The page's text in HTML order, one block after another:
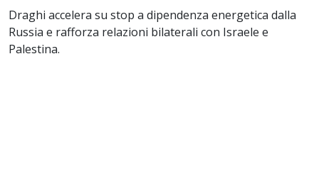
Draghi accelera su stop a dipendenza energetica dalla
Russia e rafforza relazioni bilaterali con Israele e
Palestina.